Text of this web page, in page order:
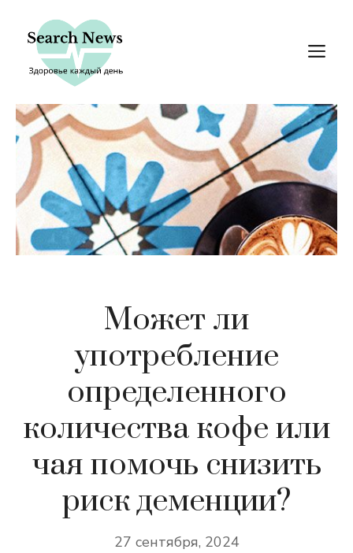
содержимому
Может ли
употребление
определенного
количества кофе или
чая помочь снизить
риск деменции?
27 сентября, 2024